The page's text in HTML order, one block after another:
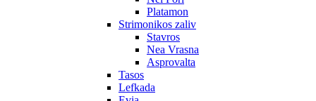
Platamon
Strimonikos zaliv
Stavros
Nea Vrasna
Asprovalta
Tasos
Lefkada